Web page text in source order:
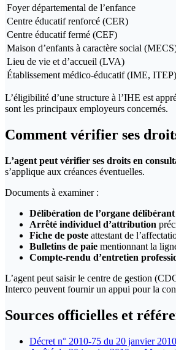
Foyer départemental de l’enfance
Centre éducatif renforcé (CER)
Centre éducatif fermé (CEF)
Maison d’enfants à caractère social
Lieu de vie et d’accueil (LVA)
Établissement médico-éducatif (IME, ITEP)
L’éligibilité d’une structure à l’IHE est
sont les principaux employeurs concernés.
Comment vérifier ses
L’agent peut vérifier ses droits en
s’applique aux créances éventuelles.
Documents à examiner :
Délibération de l’organe délibérant
Arrêté individuel d’attribution
Fiche de poste attestant de
Bulletins de paie mentionnant la
Compte-rendu d’entretien
L’agent peut saisir le centre de gestion
Interco peuvent fournir un appui pour la
Sources officielles et
Décret n° 2010-75 du 20 janvier